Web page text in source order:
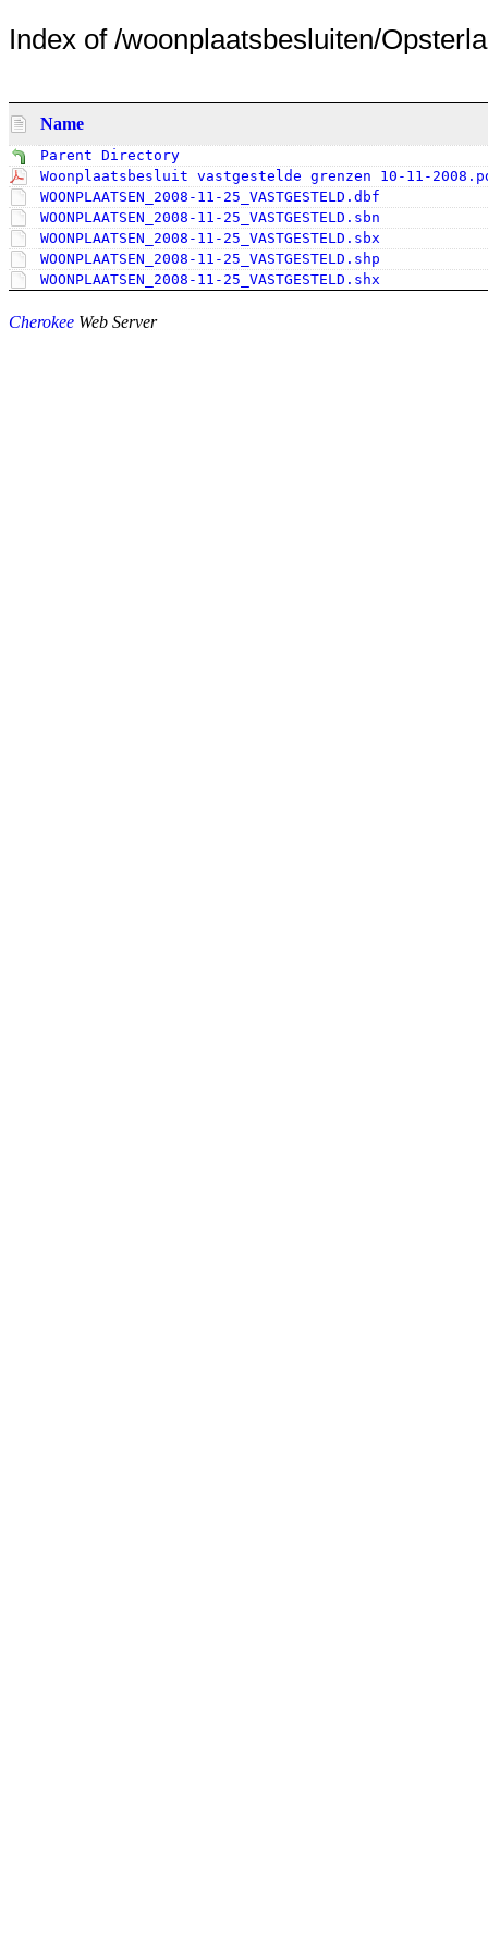
Index of /woonplaatsbesluiten/
Name
Parent Directory
Woonplaatsbesluit vastgestelde grenzen 10-11-
WOONPLAATSEN_2008-11-25_VASTGESTELD.dbf
WOONPLAATSEN_2008-11-25_VASTGESTELD.sbn
WOONPLAATSEN_2008-11-25_VASTGESTELD.sbx
WOONPLAATSEN_2008-11-25_VASTGESTELD.shp
WOONPLAATSEN_2008-11-25_VASTGESTELD.shx
Cherokee Web Server